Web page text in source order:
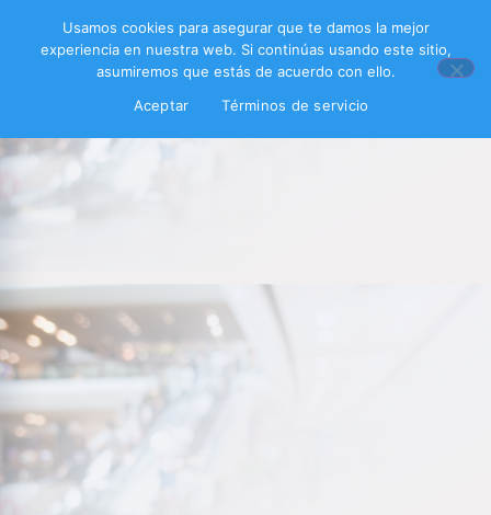
Usamos cookies para asegurar que te damos la mejor
experiencia en nuestra web. Si continúas usando este sitio,
asumiremos que estás de acuerdo con ello.
Aceptar
Términos de servicio